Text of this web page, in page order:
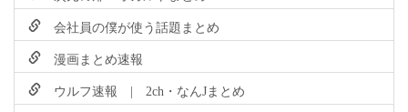
会社員の僕が使う話題まとめ
漫画まとめ速報
ウルフ速報 | 2ch・なんJまとめ